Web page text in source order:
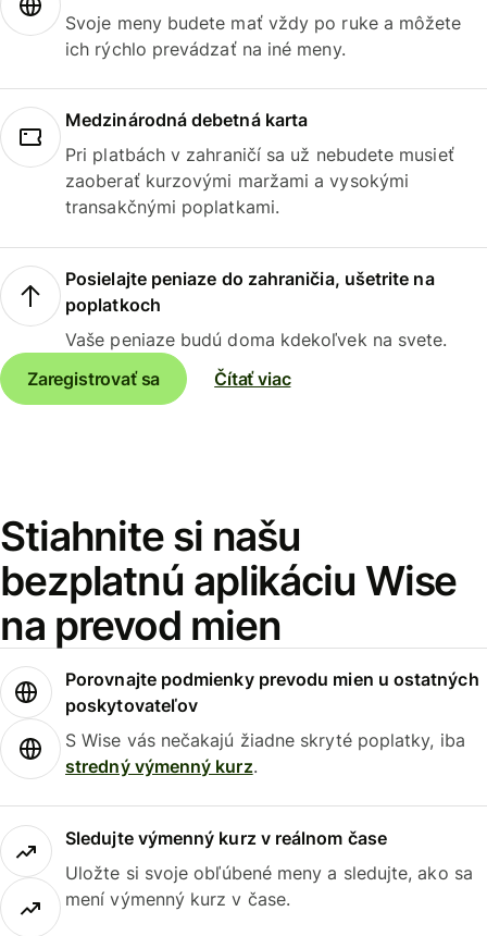
Svoje meny budete mať vždy po ruke a môžete
ich rýchlo prevádzať na iné meny.
Medzinárodná debetná karta
Pri platbách v zahraničí sa už nebudete musieť
zaoberať kurzovými maržami a vysokými
transakčnými poplatkami.
Posielajte peniaze do zahraničia, ušetrite na
poplatkoch
Vaše peniaze budú doma kdekoľvek na svete.
Zaregistrovať sa
Čítať viac
Stiahnite si našu
bezplatnú aplikáciu Wise
na prevod mien
Porovnajte podmienky prevodu mien u ostatných
poskytovateľov
S Wise vás nečakajú žiadne skryté poplatky, iba
stredný výmenný kurz.
Sledujte výmenný kurz v reálnom čase
Uložte si svoje obľúbené meny a sledujte, ako sa
mení výmenný kurz v čase.